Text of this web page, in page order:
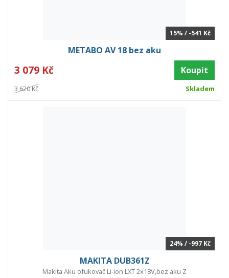
15% / -541 Kč
METABO AV 18 bez aku
3 079 Kč Koupit
3 620 Kč Skladem
24% / -997 Kč
MAKITA DUB361Z
Makita Aku ofukovač Li-ion LXT 2x18V,bez aku Z